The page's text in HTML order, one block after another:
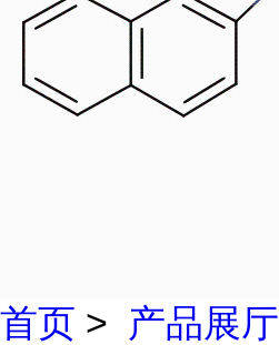
首页 > 产品展厅